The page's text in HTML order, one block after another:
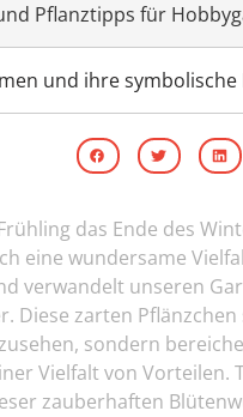
Pflanztipps für
und ihre
das Ende des
eine wundersame
verwandelt unseren
Diese zarten
sondern
Vielfalt von Vorteilen.
zauberhaften